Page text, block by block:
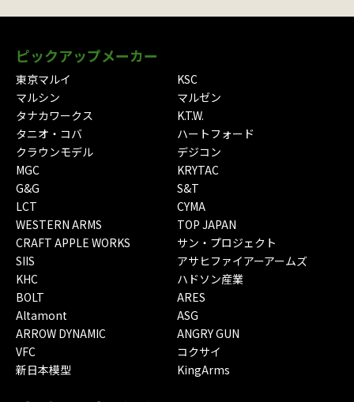
ピックアップメーカー
東京マルイ
KSC
マルシン
マルゼン
タナカワークス
K.T.W.
タニオ・コバ
ハートフォード
クラウンモデル
デジコン
MGC
KRYTAC
G&G
S&T
LCT
CYMA
WESTERN ARMS
TOP JAPAN
CRAFT APPLE WORKS
サン・プロジェクト
SIIS
アサヒファイアーアームズ
KHC
ハドソン産業
BOLT
ARES
Altamont
ASG
ARROW DYNAMIC
ANGRY GUN
VFC
コクサイ
新日本模型
KingArms